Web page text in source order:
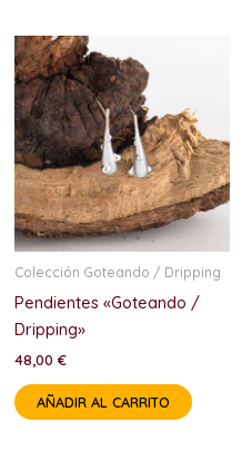
Colección Goteando / Dripping
Pendientes «Goteando /
Dripping»
48,00 €
AÑADIR AL CARRITO